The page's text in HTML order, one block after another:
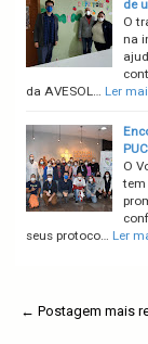
de
O
na
da AVESOL… Ler
O
tem
seus protoco… Ler
← Postagem mais